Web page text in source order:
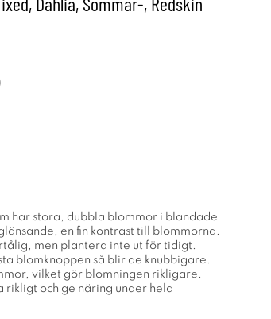
har stora, dubbla blommor i blandade
en fin kontrast till blommorna.
men plantera inte ut för tidigt.
blomknoppen så blir de knubbigare.
vilket gör blomningen rikligare.
rikligt och ge näring under hela